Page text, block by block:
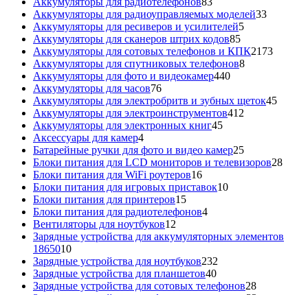
товара
Аккумуляторы для радиоуправляемых моделей3333
Аккумуляторы для ресиверов и усилителей55
Аккумуляторы для сканеров штрих кодов8585
товаров
Аккумуляторы для сотовых телефонов и КПК21732173
Аккумуляторы для спутниковых телефонов88
Аккумуляторы для фото и видеокамер440440
Аккумуляторы для часов7676
товаров
Аккумуляторы для электробритв и зубных щеток4545
Аккумуляторы для электроинструментов412
Аккумуляторы для электронных книг4545
Аксессуары для камер44
товара
Батарейные ручки для фото и видео камер2525
товаров
Блоки питания для LCD мониторов и телевизоров2828
Блоки питания для WiFi роутеров1616
товаров
Блоки питания для игровых приставок1010
Блоки питания для принтеров1515
товаров
Блоки питания для радиотелефонов44
Вентиляторы для ноутбуков12
товаров
Зарядные устройства для аккумуляторных элементов
186501010
товаров
Зарядные устройства для ноутбуков232
Зарядные устройства для планшетов4040
товаров
Зарядные устройства для сотовых телефонов2828